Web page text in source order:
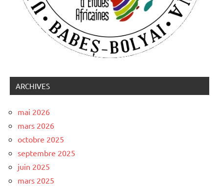
ARCHIVES
mai 2026
mars 2026
octobre 2025
septembre 2025
juin 2025
mars 2025